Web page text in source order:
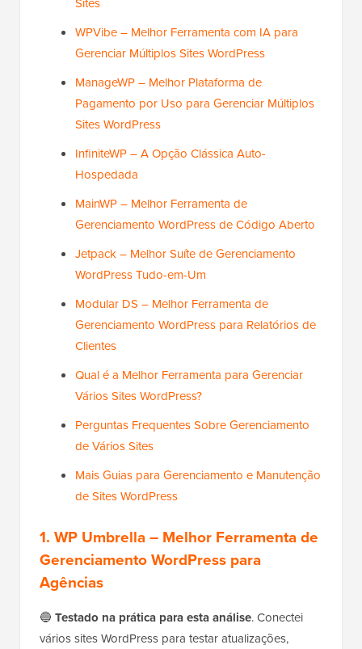
WPVibe – Melhor Ferramenta com IA para
Gerenciar Múltiplos Sites WordPress
ManageWP – Melhor Plataforma de
Pagamento por Uso para Gerenciar Múltiplos
Sites WordPress
InfiniteWP – A Opção Clássica Auto-
Hospedada
MainWP – Melhor Ferramenta de
Gerenciamento WordPress de Código Aberto
Jetpack – Melhor Suíte de Gerenciamento
WordPress Tudo-em-Um
Modular DS – Melhor Ferramenta de
Gerenciamento WordPress para Relatórios de
Clientes
Qual é a Melhor Ferramenta para Gerenciar
Vários Sites WordPress?
Perguntas Frequentes Sobre Gerenciamento
de Vários Sites
Mais Guias para Gerenciamento e Manutenção
de Sites WordPress
1. WP Umbrella– Melhor Ferramenta de
Gerenciamento WordPress para
Agências
🔵 Testado na prática para esta análise. Conectei
vários sites WordPress para testar atualizações,